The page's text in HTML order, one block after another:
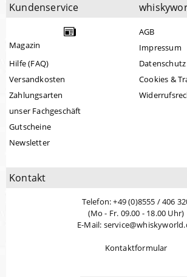
Kundenservice
Magazin
Hilfe (FAQ)
Versandkosten
Zahlungsarten
unser Fachgeschäft
Gutscheine
Newsletter
AGB
Impressum
Datenschutz
Cookies &
Kontakt
Telefon: +49 (0)8555 / 406
(Mo - Fr. 09.00 - 18.00 Uhr)
E-Mail:
Kontaktformular